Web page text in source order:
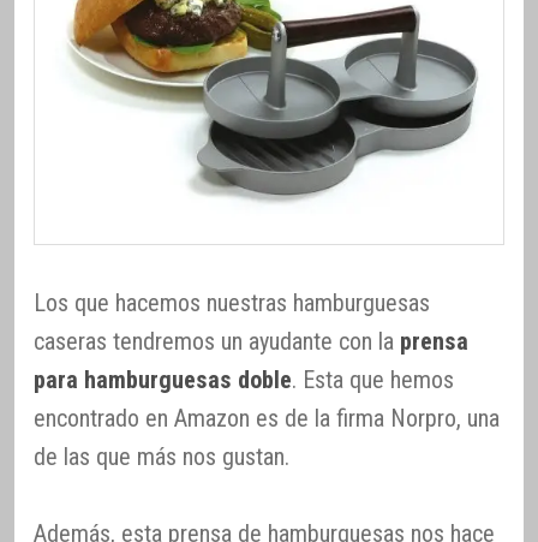
Los que hacemos nuestras hamburguesas
caseras tendremos un ayudante con la prensa
para hamburguesas doble. Esta que hemos
encontrado en Amazon es de la firma Norpro, una
de las que más nos gustan.
Además, esta prensa de hamburguesas nos hace